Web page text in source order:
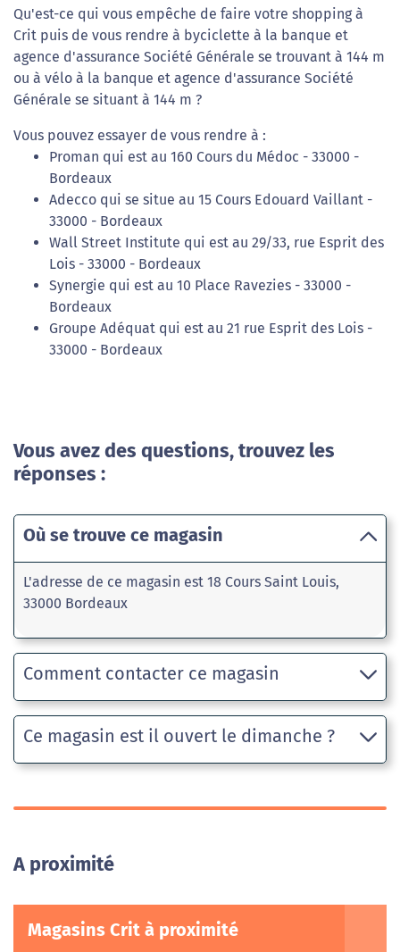
Qu'est-ce qui vous empêche de faire votre shopping à
Crit puis de vous rendre à byciclette à la banque et
agence d'assurance Société Générale se trouvant à 144 m
ou à vélo à la banque et agence d'assurance Société
Générale se situant à 144 m ?
Vous pouvez essayer de vous rendre à :
Proman qui est au 160 Cours du Médoc - 33000 -
Bordeaux
Adecco qui se situe au 15 Cours Edouard Vaillant -
33000 - Bordeaux
Wall Street Institute qui est au 29/33, rue Esprit des
Lois - 33000 - Bordeaux
Synergie qui est au 10 Place Ravezies - 33000 -
Bordeaux
Groupe Adéquat qui est au 21 rue Esprit des Lois -
33000 - Bordeaux
Vous avez des questions, trouvez les
réponses :
Où se trouve ce magasin
L'adresse de ce magasin est 18 Cours Saint Louis,
33000 Bordeaux
Comment contacter ce magasin
Ce magasin est il ouvert le dimanche ?
A proximité
Magasins Crit à proximité